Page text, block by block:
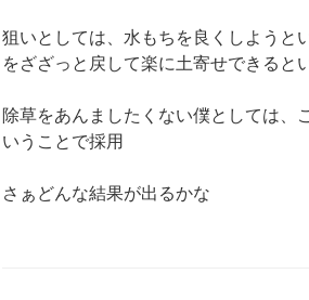
狙いとしては、水もちを良くしようと
をざざっと戻して楽に土寄せできると
除草をあんましたくない僕としては、
いうことで採用
さぁどんな結果が出るかな